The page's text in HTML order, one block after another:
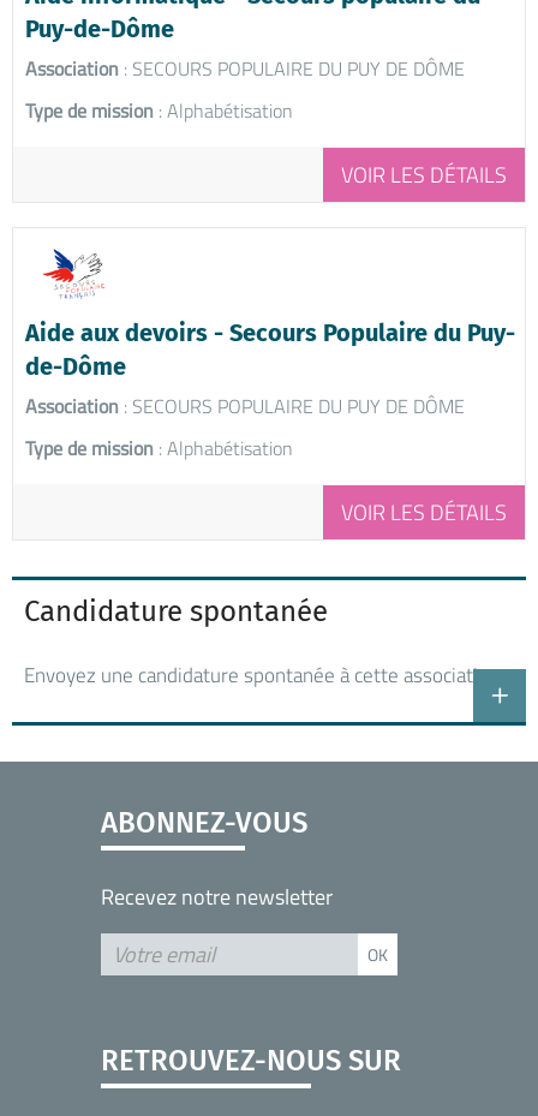
Puy-de-Dôme
Association : SECOURS POPULAIRE DU PUY DE DÔME
Type de mission : Alphabétisation
VOIR LES DÉTAILS
Aide aux devoirs - Secours Populaire du Puy-
de-Dôme
Association : SECOURS POPULAIRE DU PUY DE DÔME
Type de mission : Alphabétisation
VOIR LES DÉTAILS
Candidature spontanée
Envoyez une candidature spontanée à cette association
ABONNEZ-VOUS
Recevez notre newsletter
RETROUVEZ-NOUS SUR